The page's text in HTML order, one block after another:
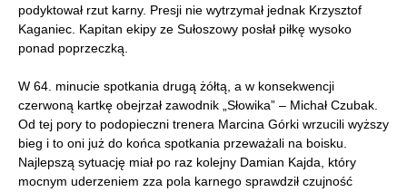
podyktował rzut karny. Presji nie wytrzymał jednak Krzysztof
Kaganiec. Kapitan ekipy ze Sułoszowy posłał piłkę wysoko
ponad poprzeczką.
W 64. minucie spotkania drugą żółtą, a w konsekwencji
czerwoną kartkę obejrzał zawodnik „Słowika” – Michał Czubak.
Od tej pory to podopieczni trenera Marcina Górki wrzucili wyższy
bieg i to oni już do końca spotkania przeważali na boisku.
Najlepszą sytuację miał po raz kolejny Damian Kajda, który
mocnym uderzeniem zza pola karnego sprawdził czujność